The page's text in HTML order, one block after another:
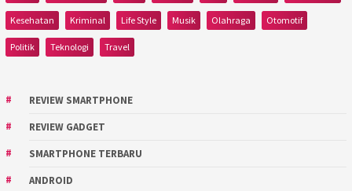
Kesehatan Kriminal Life Style Musik Olahraga Otomotif
Politik Teknologi Travel
REVIEW SMARTPHONE
REVIEW GADGET
SMARTPHONE TERBARU
ANDROID